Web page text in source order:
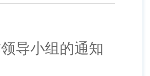
导小组 的通知